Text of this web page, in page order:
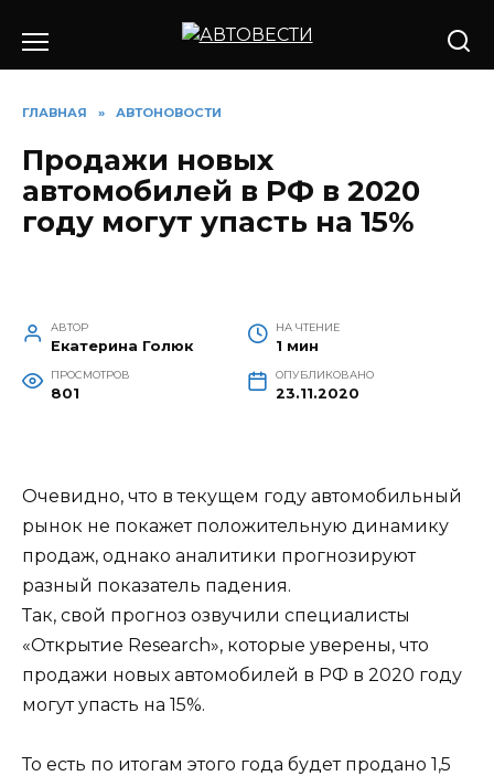
содержанию
ГЛАВНАЯ » АВТОНОВОСТИ
Продажи новых
автомобилей в РФ в 2020
году могут упасть на 15%
АВТОР
Екатерина Голюк
НА ЧТЕНИЕ
1 мин
ПРОСМОТРОВ
801
ОПУБЛИКОВАНО
23.11.2020
Очевидно, что в текущем году автомобильный
рынок не покажет положительную динамику
продаж, однако аналитики прогнозируют
разный показатель падения.
Так, свой прогноз озвучили специалисты
«Открытие Research», которые уверены, что
продажи новых автомобилей в РФ в 2020 году
могут упасть на 15%.
То есть по итогам этого года будет продано 1,5